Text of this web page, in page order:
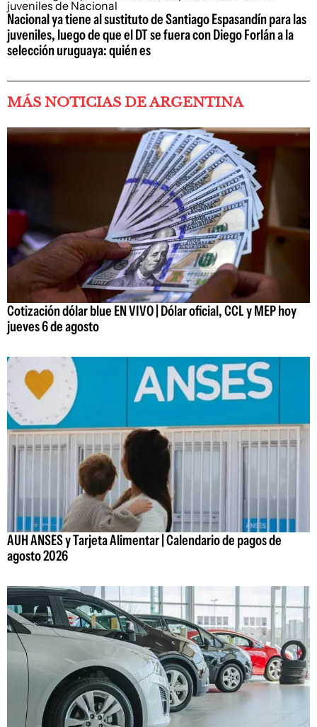
Nacional ya tiene al sustituto de Santiago Espasandín para las
juveniles, luego de que el DT se fuera con Diego Forlán a la
selección uruguaya: quién es
MÁS NOTICIAS DE ARGENTINA
Cotización dólar blue EN VIVO | Dólar oficial, CCL y MEP hoy
jueves 6 de agosto
AUH ANSES y Tarjeta Alimentar | Calendario de pagos de
agosto 2026